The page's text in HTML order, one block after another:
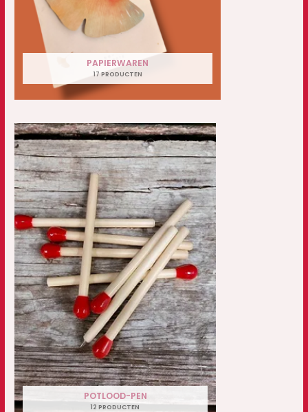
PAPIERWAREN
17 PRODUCTEN
POTLOOD-PEN
12 PRODUCTEN